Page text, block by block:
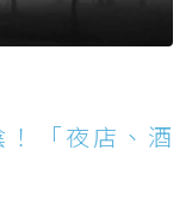
「夜店、酒